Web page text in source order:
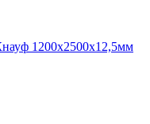
1200х2500х12,5мм